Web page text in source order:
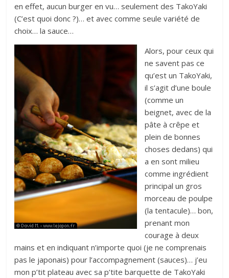
en effet, aucun burger en vu… seulement des TakoYaki
(C’est quoi donc ?)… et avec comme seule variété de
choix… la sauce…
Alors, pour ceux qui
ne savent pas ce
qu’est un TakoYaki,
il s’agit d’une boule
(comme un
beignet, avec de la
pâte à crêpe et
plein de bonnes
choses dedans) qui
a en sont milieu
comme ingrédient
principal un gros
morceau de poulpe
(la tentacule)… bon,
prenant mon
courage à deux
mains et en indiquant n’importe quoi (je ne comprenais
pas le japonais) pour l’accompagnement (sauces)… j’eu
mon p’tit plateau avec sa p’tite barquette de TakoYaki